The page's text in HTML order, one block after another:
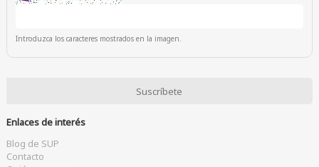
Introduzca los caracteres mostrados en la imagen.
Enlaces de interés
Blog de SUP
Contacto